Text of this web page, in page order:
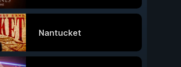
Nantucket